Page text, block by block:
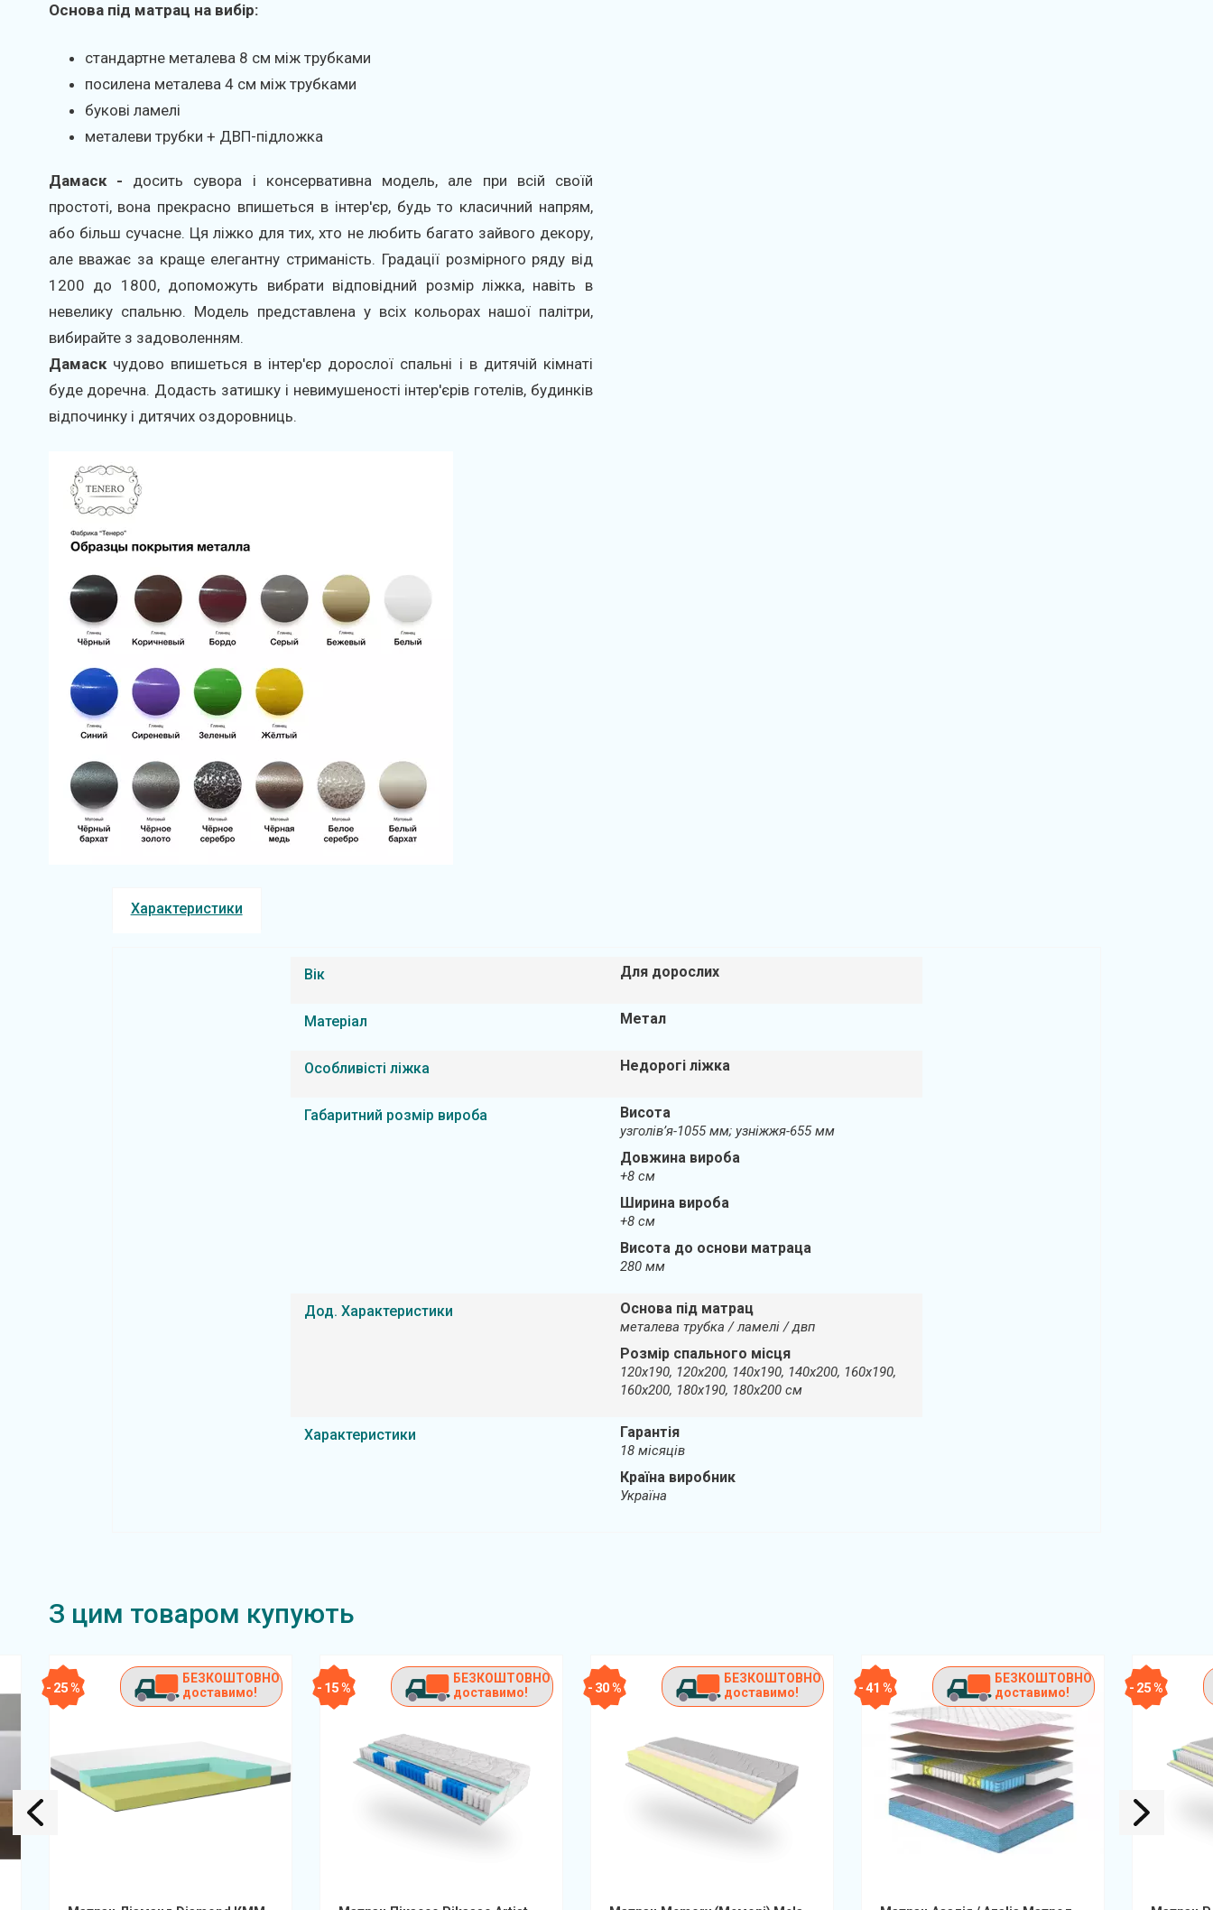
Основа під матрац на вибір:
стандартне металева 8 см між трубками
посилена металева 4 см між трубками
букові ламелі
металеви трубки + ДВП-підложка
Дамаск - досить сувора і консервативна модель, але при всій своїй
простоті, вона прекрасно впишеться в інтер'єр, будь то класичний напрям,
або більш сучасне. Ця ліжко для тих, хто не любить багато зайвого декору,
але вважає за краще елегантну стриманість. Градації розмірного ряду від
1200 до 1800, допоможуть вибрати відповідний розмір ліжка, навіть в
невелику спальню. Модель представлена ​​у всіх кольорах нашої палітри,
вибирайте з задоволенням.
Дамаск чудово впишеться в інтер'єр дорослої спальні і в дитячій кімнаті
буде доречна. Додасть затишку і невимушеності інтер'єрів готелів, будинків
відпочинку і дитячих оздоровниць.
Характеристики
Вік Для дорослих
Матеріал Метал
Особливісті ліжка Недорогі ліжка
Габаритний розмір вироба Висота
узголів’я-1055 мм; узніжжя-655 мм
Довжина вироба
+8 см
Ширина вироба
+8 см
Висота до основи матраца
280 мм
Дод. Характеристики Основа під матрац
металева трубка / ламелі / двп
Розмір спального місця
120х190, 120х200, 140х190, 140х200, 160х190,
160х200, 180х190, 180х200 см
Характеристики Гарантія
18 місяців
Країна виробник
Україна
З цим товаром купують
- 25 %
БЕЗКОШТОВНО
доставимо!
- 15 %
БЕЗКОШТОВНО
доставимо!
- 30 %
БЕЗКОШТОВНО
доставимо!
- 41 %
БЕЗКОШТОВНО
доставимо!
- 25 %